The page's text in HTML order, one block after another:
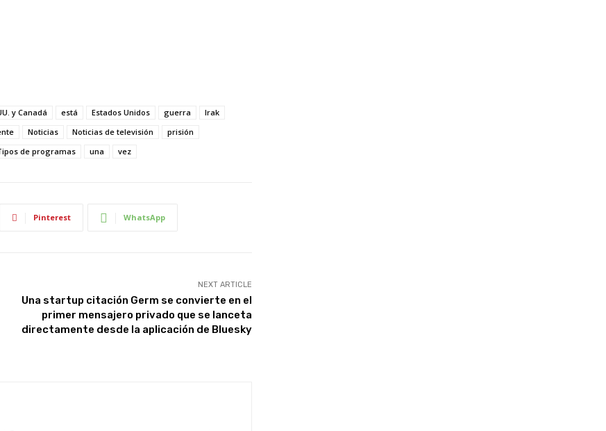
y Canadá está Estados Unidos guerra
Irak
Noticias Noticias de televisión
prisión
de programas una vez
Pinterest WhatsApp
NEXT ARTICLE
Una startup citación Germ se convierte en el
primer mensajero privado que se lanceta
directamente desde la aplicación de Bluesky